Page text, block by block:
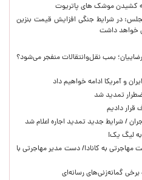
ته کشیدن موشک های پاتریوت
در شرایط جنگی افزایش قیمت بنزین
خواهد داشت
بمب نقل‌وانتقالات منفجر می‌شود؟
و آمریکا ادامه خواهیم داد
تمدید شد
قرار دادیم
/ شرایط جدید تمدید اجاره اعلام شد
لیگ یک!
مهاجرتی به کانادا/ دست مدیر مهاجرتی با
برخی گمانه‌زنی‌های رسانه‌ای